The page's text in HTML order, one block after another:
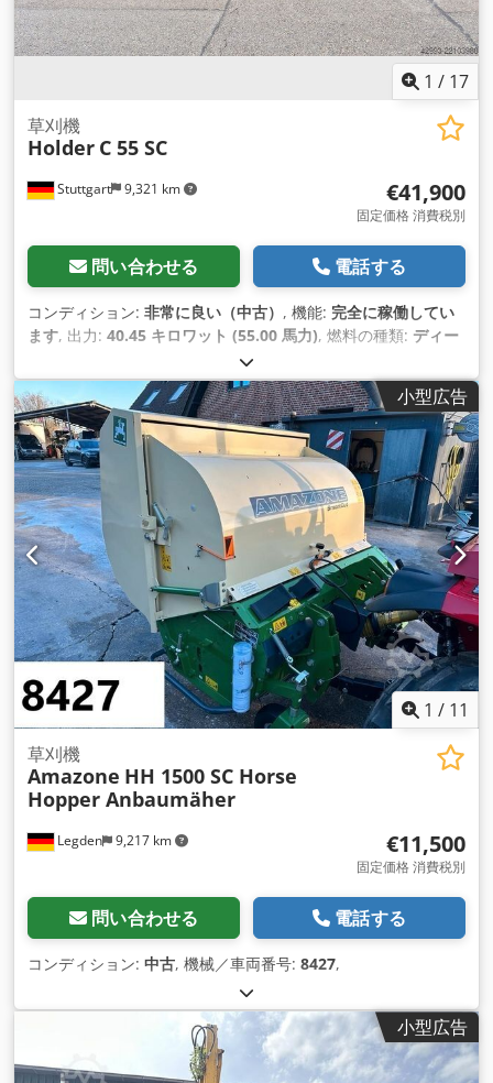
1 / 17
Stuttgart 9,321 km
草刈機
Holder C 55 SC
€41,900
固定価格 消費税別
問い合わせる 電話する
コンディション: 非常に良い（中古） , 機能: 完全に稼働してい
ます, 出力: 40.45 キロワット (55.00 馬力), 燃料の種類: ディー
840 h
輪駆動, 車両登録,
小型広告
1 / 11
Legden 9,217 km
草刈機
Amazone HH 1500 SC Horse
Hopper Anbaumäher
€11,500
固定価格 消費税別
問い合わせる 電話する
コンディション: 中古, 機械／車両番号: 8427,
小型広告